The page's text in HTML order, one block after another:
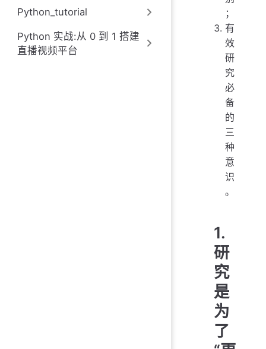
Python_tutorial
Python 实战:从 0 到 1 搭建
直播视频平台
；
有
效
研
究
必
备
的
三
种
意
识
。
1.
研
究
是
为
了